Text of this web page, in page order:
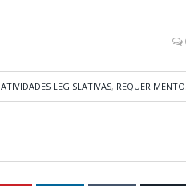
ATIVIDADES LEGISLATIVAS,